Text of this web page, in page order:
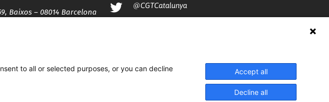
Baixos – 08014 Barcelona
@CGTCatalunya
to all or selected purposes, or you can decline
Accept all
Decline all